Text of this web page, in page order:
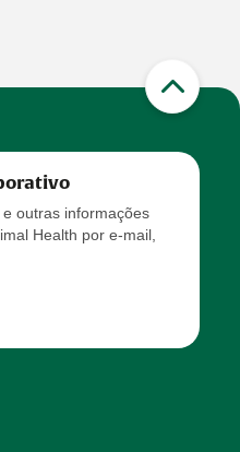
outras informações
Health por e-mail,